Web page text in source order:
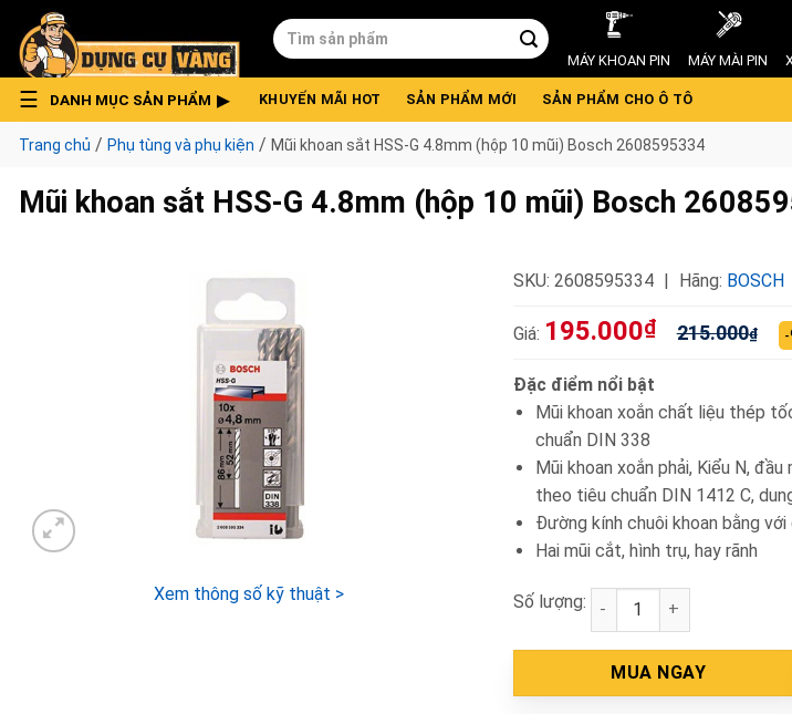
content
Tìm
kiếm:
MÁY KHOAN PIN MÁY MÀI PIN
DANH MỤC SẢN PHẨM KHUYẾN MÃI HOT SẢN PHẨM MỚI SẢN PHẨM CHO Ô TÔ
Trang chủ / Phụ tùng và phụ kiện / Mũi khoan sắt HSS-G 4.8mm (hộp 10 mũi) Bosch 2608595334
Mũi khoan sắt HSS-G 4.8mm (hộp 10 mũi) Bosch
Xem thông số kỹ thuật >
SKU: 2608595334 Hãng: BOSCH
Giá: 195.000₫ 215.000₫
Đặc điểm nổi bật
Mũi khoan xoắn chất liệu thép
chuẩn DIN 338
Mũi khoan xoắn phải, Kiểu N,
theo tiêu chuẩn DIN 1412 C,
Đường kính chuôi khoan bằng với
Hai mũi cắt, hình trụ, hay rãnh
Số lượng: Mũi khoan sắt HSS-G
MUA NGAY